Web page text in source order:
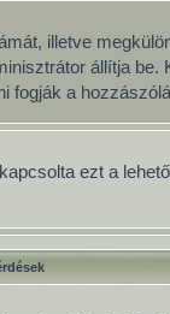
illetve
állítja
fogják a
ezt a